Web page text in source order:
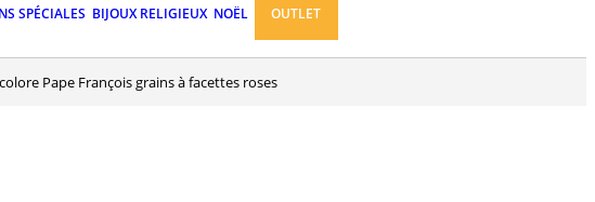
SPÉCIALES BIJOUX RELIGIEUX NOËL OUTLET
Pape François grains à facettes roses